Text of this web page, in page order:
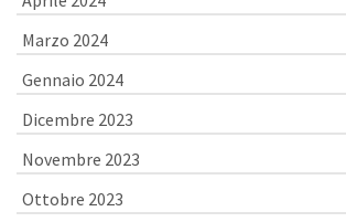
Marzo 2024
Gennaio 2024
Dicembre 2023
Novembre 2023
Ottobre 2023